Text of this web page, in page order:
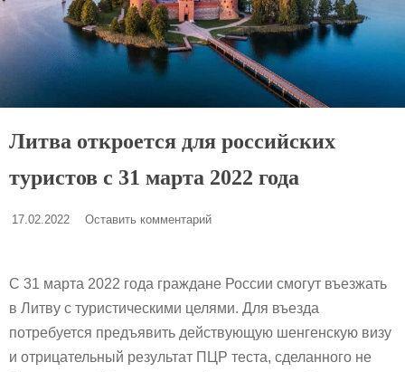
Литва откроется для российских
туристов с 31 марта 2022 года
17.02.2022 Оставить комментарий
С 31 марта 2022 года граждане России смогут въезжать
в Литву с туристическими целями. Для въезда
потребуется предъявить действующую шенгенскую визу
и отрицательный результат ПЦР теста, сделанного не